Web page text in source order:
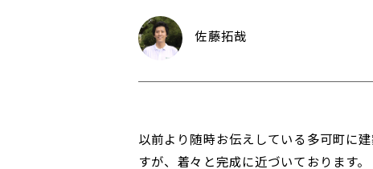
佐藤拓哉
以前より随時お伝えしている多可町に
すが、着々と完成に近づいております。